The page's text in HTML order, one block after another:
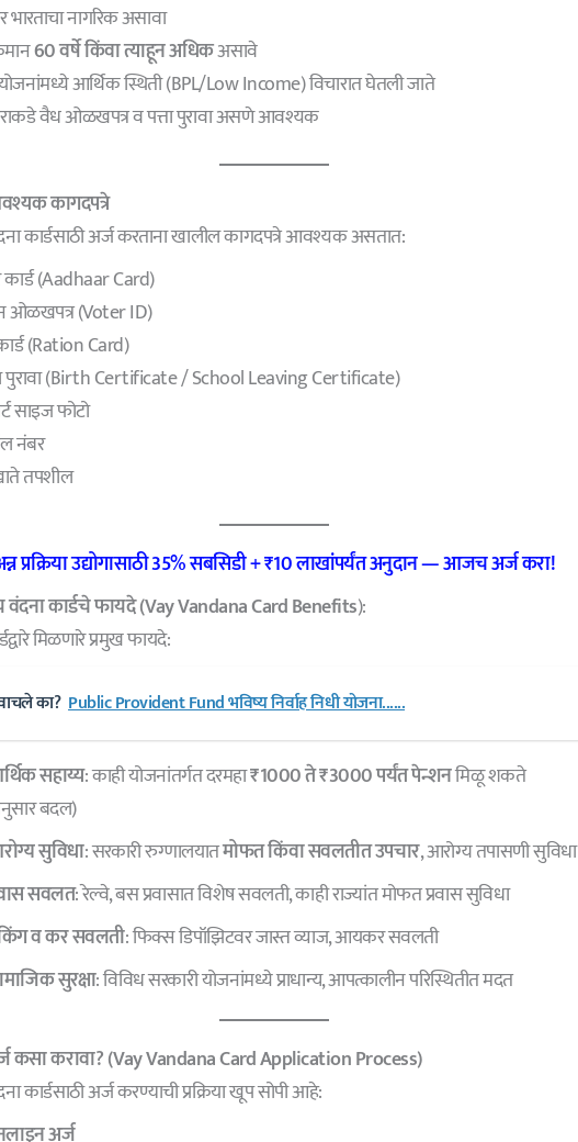
भारताचा नागरिक असावा
60 वर्षे किंवा त्याहून अधिकअसावे
आर्थिक स्थिती (BPL/Low Income) विचारात घेतली जाते
वैध ओळखपत्र व पत्ता पुरावा असणे आवश्यक
कागदपत्रे
कार्डसाठी अर्ज करताना खालील कागदपत्रे आवश्यक असतात:
(Aadhaar Card)
ओळखपत्र (Voter ID)
(Ration Card)
पुरावा (Birth Certificate / School Leaving Certificate)
साइज फोटो
नंबर
तपशील
प्रक्रिया उद्योगासाठी 35% सबसिडी + ₹10 लाखांपर्यंत अनुदान — आजच अर्ज करा!
वंदना कार्डचे फायदे (Vay Vandana Card Benefits):
मिळणारे प्रमुख फायदे:
का? Public Provident Fund भविष्य निर्वाह निधी योजना......
सहाय्य: काही योजनांतर्गत दरमहा₹1000 ते ₹3000 पर्यंत पेन्शनमिळू शकते
बदल)
सुविधा: सरकारी रुग्णालयातमोफत किंवा सवलतीत उपचार, आरोग्य तपासणी सुविधा
सवलत: रेल्वे, बस प्रवासात विशेष सवलती, काही राज्यांत मोफत प्रवास सुविधा
व कर सवलती: फिक्स डिपॉझिटवर जास्त व्याज, आयकर सवलती
सुरक्षा: विविध सरकारी योजनांमध्ये प्राधान्य, आपत्कालीन परिस्थितीत मदत
कसा करावा? (Vay Vandana CardApplication Process)
कार्डसाठी अर्ज करण्याची प्रक्रिया खूप सोपी आहे:
अर्ज